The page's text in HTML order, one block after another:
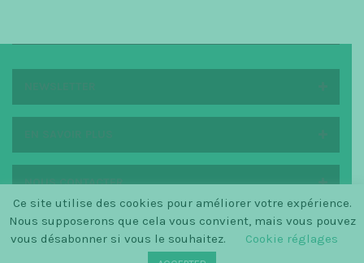
NOUS CONTACTER
© SINCE 2014 LA PETITE SCANDINAVE / LOGO BY
Ce site utilise des cookies pour améliorer votre expérience.
Nous supposerons que cela vous convient, mais vous pouvez
vous désabonner si vous le souhaitez.
Cookie réglages